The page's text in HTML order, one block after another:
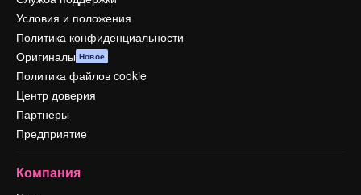
Условия и положения
Политика конфиденциальности
Оригиналы Новое
Политика файлов cookie
Центр доверия
Партнеры
Предприятие
Компания